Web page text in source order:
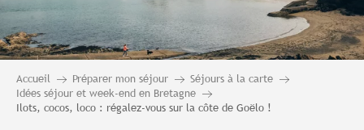
Accueil Préparer mon séjour
Séjours à la carte
Idées séjour et week-end en Bretagne
Ilots, cocos, loco : régalez-vous sur la côte de Goëlo !